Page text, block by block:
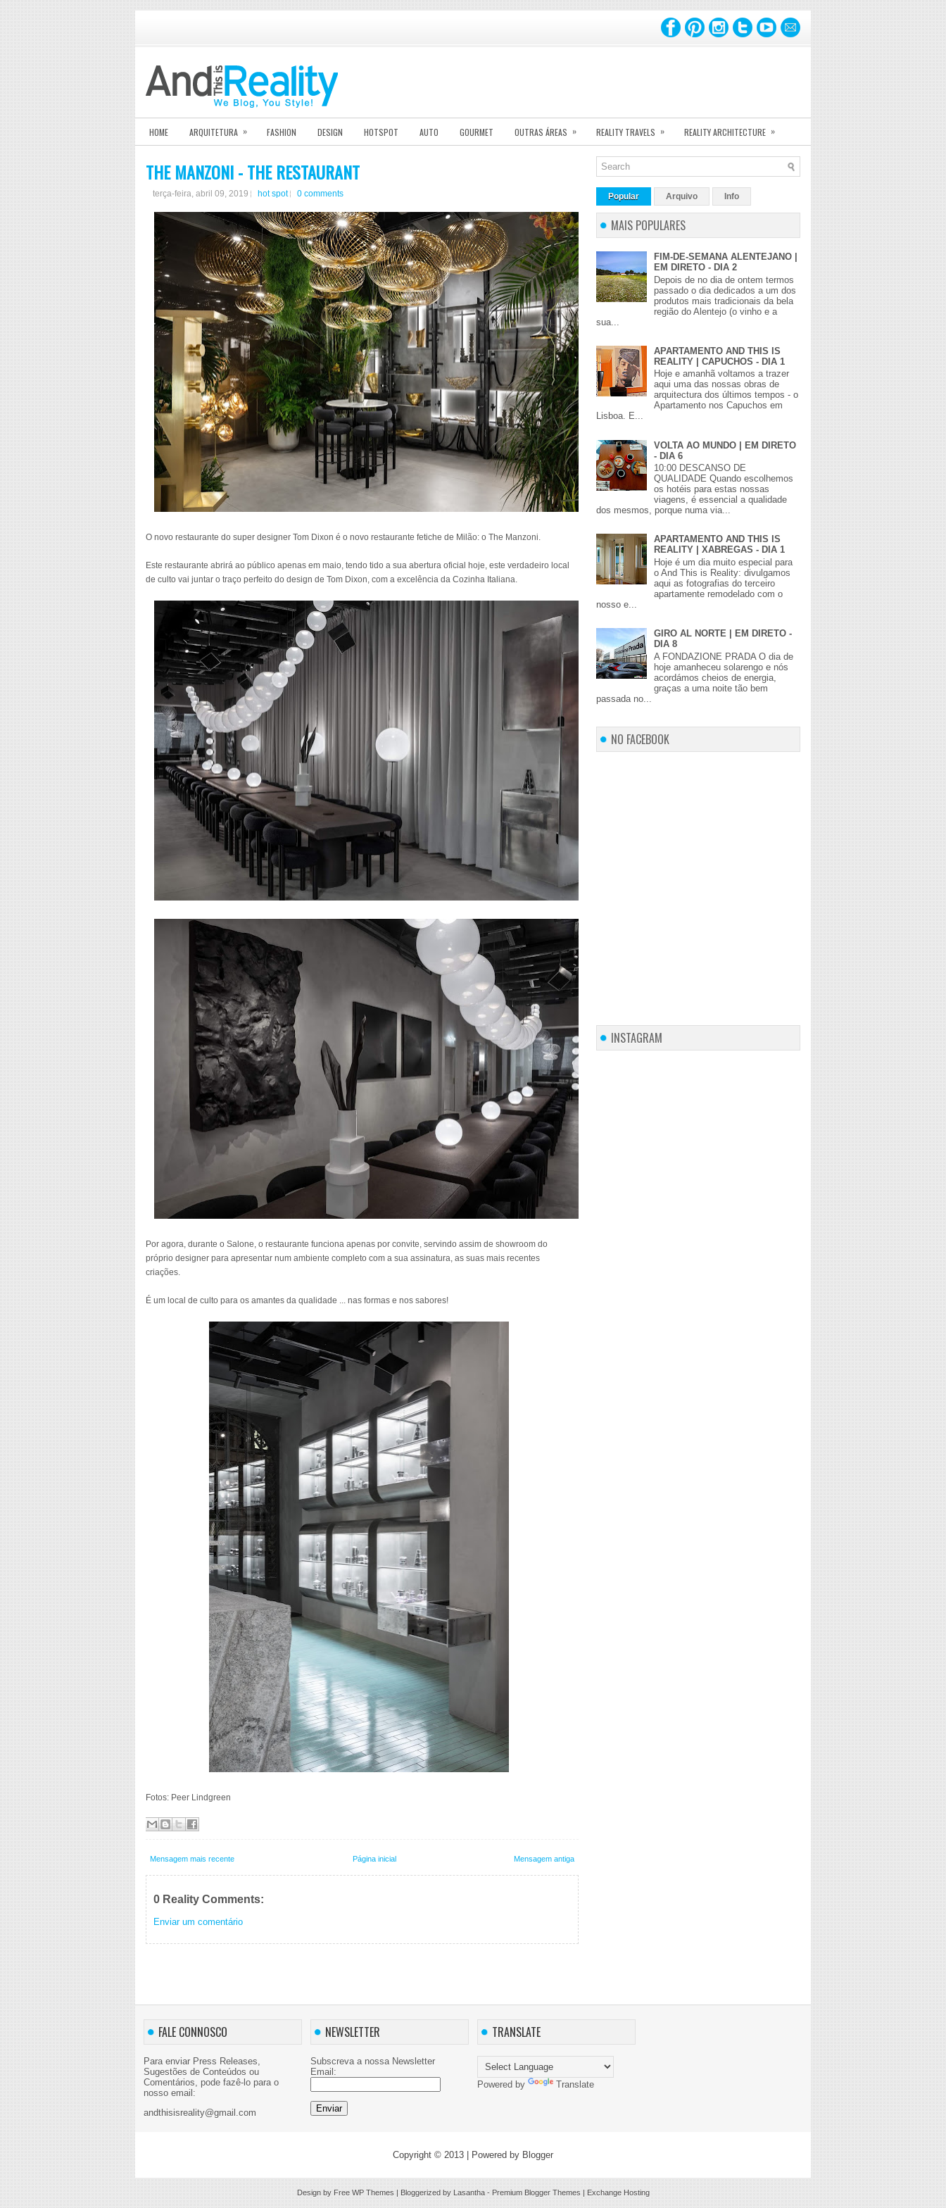
HOME ARQUITETURA » FASHION DESIGN HOTSPOT AUTO GOURMET OUTRAS ÁREAS » REALITY TRAVELS » REALITY ARCHITECTURE »
THE MANZONI - THE RESTAURANT
terça-feira, abril 09, 2019 hot spot 0 comments
O novo restaurante do super designer Tom Dixon é o novo restaurante fetiche de Milão: o The Manzoni.
Este restaurante abrirá ao público apenas em maio, tendo tido a sua abertura oficial hoje, este verdadeiro local
de culto vai juntar o traço perfeito do design de Tom Dixon, com a excelência da Cozinha Italiana.
Por agora, durante o Salone, o restaurante funciona apenas por convite, servindo assim de showroom do
próprio designer para apresentar num ambiente completo com a sua assinatura, as suas mais recentes
criações.
É um local de culto para os amantes da qualidade ... nas formas e nos sabores!
Fotos: Peer Lindgreen
Mensagem mais recente Mensagem antiga
Página inicial
0 Reality Comments:
Enviar um comentário
Popular Arquivo Info
MAIS POPULARES
FIM-DE-SEMANA ALENTEJANO |
EM DIRETO - DIA 2
Depois de no dia de ontem termos
passado o dia dedicados a um dos
produtos mais tradicionais da bela
região do Alentejo (o vinho e a
sua...
APARTAMENTO AND THIS IS
REALITY | CAPUCHOS - DIA 1
Hoje e amanhã voltamos a trazer
aqui uma das nossas obras de
arquitectura dos últimos tempos - o
Apartamento nos Capuchos em
Lisboa. E...
VOLTA AO MUNDO | EM DIRETO
- DIA 6
10:00 DESCANSO DE
QUALIDADE Quando escolhemos
os hotéis para estas nossas
viagens, é essencial a qualidade
dos mesmos, porque numa via...
APARTAMENTO AND THIS IS
REALITY | XABREGAS - DIA 1
Hoje é um dia muito especial para
o And This is Reality: divulgamos
aqui as fotografias do terceiro
apartamente remodelado com o
nosso e...
GIRO AL NORTE | EM DIRETO -
DIA 8
A FONDAZIONE PRADA O dia de
hoje amanheceu solarengo e nós
acordámos cheios de energia,
graças a uma noite tão bem
passada no...
NO FACEBOOK
INSTAGRAM
FALE CONNOSCO
Para enviar Press Releases,
Sugestões de Conteúdos ou
Comentários, pode fazê-lo para o
nosso email:
andthisisreality@gmail.com
NEWSLETTER
Subscreva a nossa Newsletter
Email:
TRANSLATE
Powered by Translate
Copyright © 2013 | Powered by Blogger
Design by Free WP Themes | Bloggerized by Lasantha- Premium Blogger Themes | Exchange Hosting